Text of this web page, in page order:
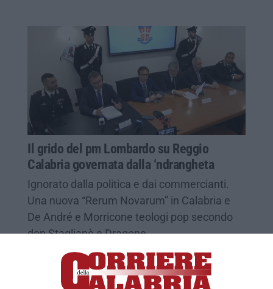
Il grido del pm Lombardo su Reggio
Calabria governata dalla ‘ndrangheta
Ignorato dalla politica e dai commercianti.
Una nuova “Rerum Novarum” in Calabria e
De André e Morricone teologi pop secondo
don Staglianò e Dragone…
Pubblicato il: 17/05/25 – 6:58